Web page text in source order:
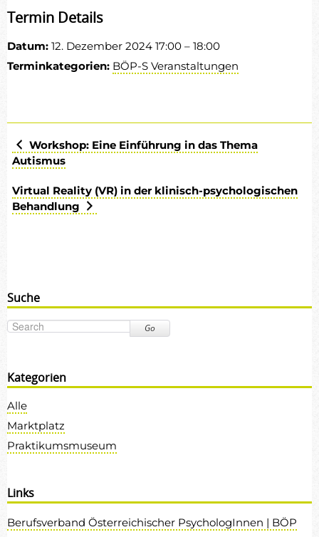
Termin Details
Datum: 12. Dezember 2024 17:00 – 18:00
Terminkategorien: BÖP-S Veranstaltungen
Workshop: Eine Einführung in das Thema
Autismus
Virtual Reality (VR) in der klinisch-psychologischen
Behandlung
Suche
Go
Kategorien
Alle
Marktplatz
Praktikumsmuseum
Links
Berufsverband Österreichischer PsychologInnen | BÖP